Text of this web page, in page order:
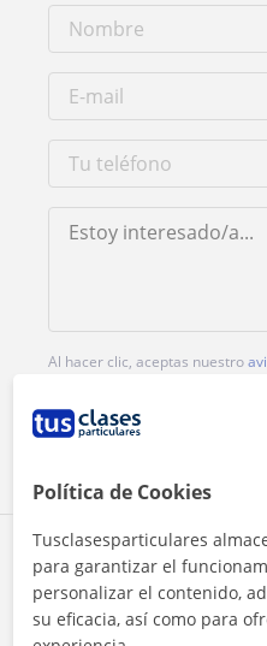
Comparte a este
Al hacer clic, aceptas nuestro
Política de Cookies
Tusclasesparticulares
para garantizar el
personalizar el contenido,
su eficacia, así como para